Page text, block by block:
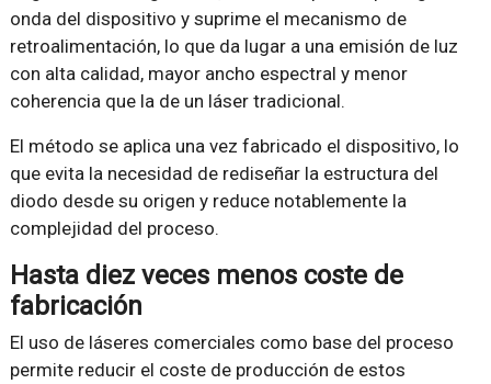
onda del dispositivo y suprime el mecanismo de
retroalimentación, lo que da lugar a una emisión de luz
con alta calidad, mayor ancho espectral y menor
coherencia que la de un láser tradicional.
El método se aplica una vez fabricado el dispositivo, lo
que evita la necesidad de rediseñar la estructura del
diodo desde su origen y reduce notablemente la
complejidad del proceso.
Hasta diez veces menos coste de
fabricación
El uso de láseres comerciales como base del proceso
permite reducir el coste de producción de estos